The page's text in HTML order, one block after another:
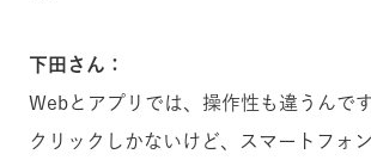
下田さん：
Webとアプリでは、操作性も違うんで
クリックしかないけど、スマートフォ